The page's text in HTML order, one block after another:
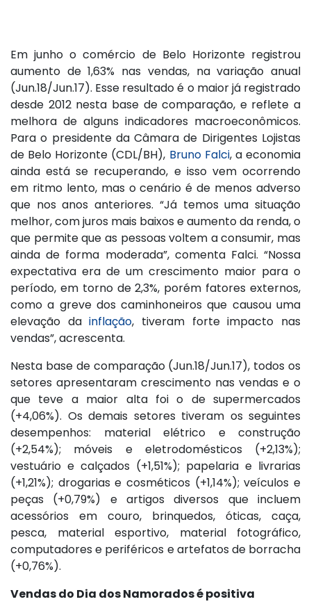
Em junho o comércio de Belo Horizonte registrou
aumento de 1,63% nas vendas, na variação anual
(Jun.18/Jun.17). Esse resultado é o maior já registrado
desde 2012 nesta base de comparação, e reflete a
melhora de alguns indicadores macroeconômicos.
Para o presidente da Câmara de Dirigentes Lojistas
de Belo Horizonte (CDL/BH), Bruno Falci, a economia
ainda está se recuperando, e isso vem ocorrendo
em ritmo lento, mas o cenário é de menos adverso
que nos anos anteriores. “Já temos uma situação
melhor, com juros mais baixos e aumento da renda, o
que permite que as pessoas voltem a consumir, mas
ainda de forma moderada”, comenta Falci. “Nossa
expectativa era de um crescimento maior para o
período, em torno de 2,3%, porém fatores externos,
como a greve dos caminhoneiros que causou uma
elevação dainflação, tiveram forte impacto nas
vendas”, acrescenta.
Nesta base de comparação (Jun.18/Jun.17), todos os
setores apresentaram crescimento nas vendas e o
que teve a maior alta foi o de supermercados
(+4,06%). Os demais setores tiveram os seguintes
desempenhos: material elétrico e construção
(+2,54%); móveis e eletrodomésticos (+2,13%);
vestuário e calçados (+1,51%); papelaria e livrarias
(+1,21%); drogarias e cosméticos (+1,14%); veículos e
peças (+0,79%) e artigos diversos que incluem
acessórios em couro, brinquedos, óticas, caça,
pesca, material esportivo, material fotográfico,
computadores e periféricos e artefatos de borracha
(+0,76%).
Vendas do Dia dos Namorados é positiva